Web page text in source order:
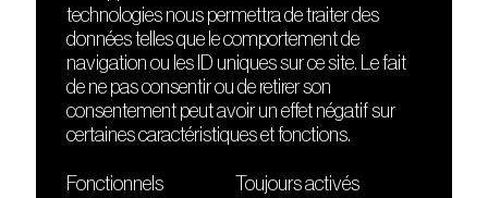
Presse
Cours de DJing
TMLAB
Hôtel71
La Gaîté Lyrique
technologies nous permettra de traiter des
données telles que le comportement de
navigation ou les ID uniques sur ce site. Le fait
de ne pas consentir ou de retirer son
consentement peut avoir un effet négatif sur
certaines caractéristiques et fonctions.
Fonctionnels Toujours activés